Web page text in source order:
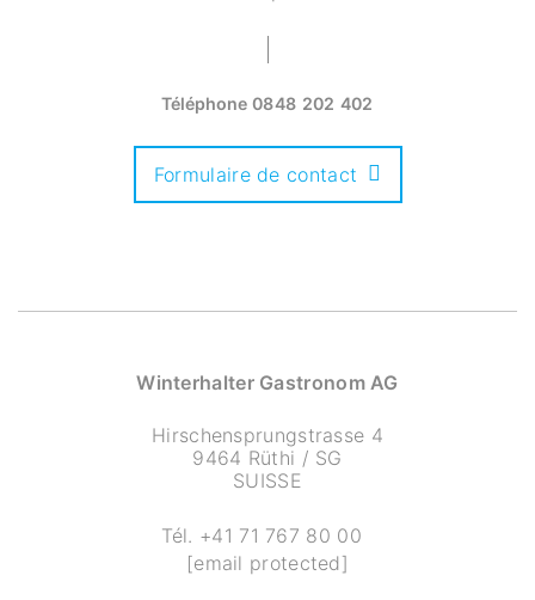
Téléphone0848 202 402
Formulaire de contact
Winterhalter Gastronom AG
Hirschensprungstrasse 4
9464 Rüthi / SG
SUISSE
Tél. +41 71 767 80 00
[email protected]